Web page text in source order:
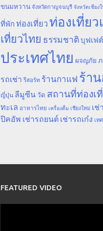
ขนมหวาน จังหวัดกาญจนบุรี จังหวัดเชียง
ที่พัก ท่องเที่ยวท่องเที่ยว
เที่ยวไทย ธรรมชาติ บุฟเฟต์
ประเทศไทย ผจญภัย
รถเช่า รีสอร์ท ร้านกาแฟ ร้า
ญี่ปุ่น ลีมูซีน วัด สถานที่ท่องเ
ทะเล อาหารไทย เครื่องดื่ม เชียงใหม่ เช่
ปิคอัพ เช่ารถยนต์ เช่ารถเก๋ง เท
FEATURED VIDEO